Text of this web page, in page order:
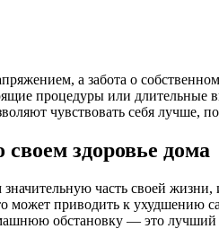
а забота о
процедуры или длительные
чувствовать себя лучше,
здоровье дома
часть своей
может приводить к
обстановку — это лучший